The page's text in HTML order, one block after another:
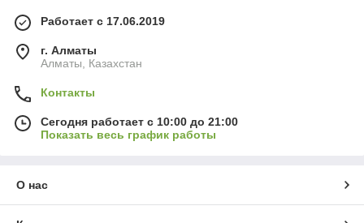
Работает с 17.06.2019
г. Алматы
Алматы, Казахстан
Контакты
Сегодня работает с 10:00 до 21:00
Показать весь график работы
О нас